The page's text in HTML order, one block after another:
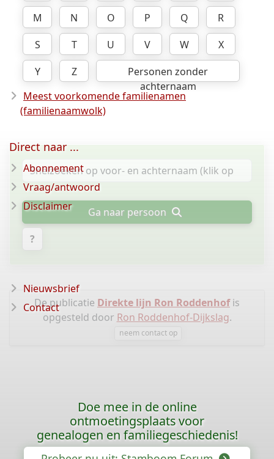
M
N O P Q
R
S
T U V W
X
Y
Z
Personen zonder
achternaam
Meest voorkomende familienamen
(familienaamwolk)
Ga naar persoon
?
De publicatie Direkte lijn Ron Roddenhofis
opgesteld door Ron Roddenhof-Dijkslag.
neem contact op
Direct naar ...
Abonnement
Vraag/antwoord
Disclaimer
Nieuwsbrief
Contact
Doe mee in de online
ontmoetingsplaats voor
genealogen en familiegeschiedenis!